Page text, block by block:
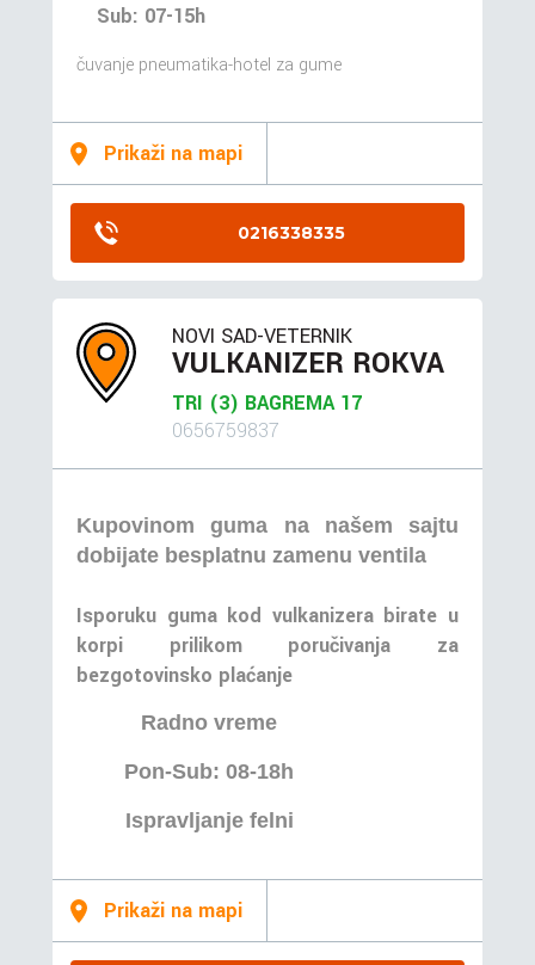
Sub: 07-15h
čuvanje pneumatika-hotel za gume
Prikaži na mapi
0216338335
NOVI SAD-VETERNIK
VULKANIZER ROKVA
TRI (3) BAGREMA 17
0656759837
Kupovinom guma na našem sajtu
dobijate besplatnu zamenu ventila
Isporuku guma kod vulkanizera birate u
korpi prilikom poručivanja za
bezgotovinsko plaćanje
Radno vreme
Pon-Sub: 08-18h
Ispravljanje felni
Prikaži na mapi